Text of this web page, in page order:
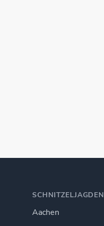
SCHNITZELJAGDEN
Aachen